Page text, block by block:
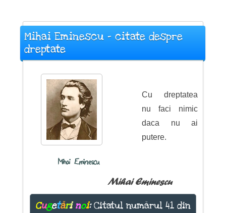
Mihai Eminescu - citate despre
dreptate
Mihai Eminescu
Cu dreptatea
nu faci nimic
daca nu ai
putere.
Mihai Eminescu
Cugetări noi:Citatul numărul 41 din